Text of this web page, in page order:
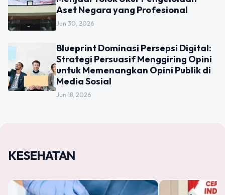
Aset Negara yang Profesional
Jun 30, 2026
Blueprint Dominasi Persepsi Digital:
Strategi Persuasif Menggiring Opini
untuk Memenangkan Opini Publik di
Media Sosial
Jun 18, 2026
KESEHATAN